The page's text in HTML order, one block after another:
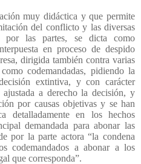
muy didáctica y que permite
del conflicto y las diversas
por las partes, se dicta como
en proceso de despido
dirigida también contra varias
codemandadas, pidiendo la
extintiva, y con carácter
a derecho la decisión, y
por causas objetivas y se han
detalladamente en los hechos
demandada para abonar las
por la parte actora “la condena
codemandados a abonar a los
que corresponda”.